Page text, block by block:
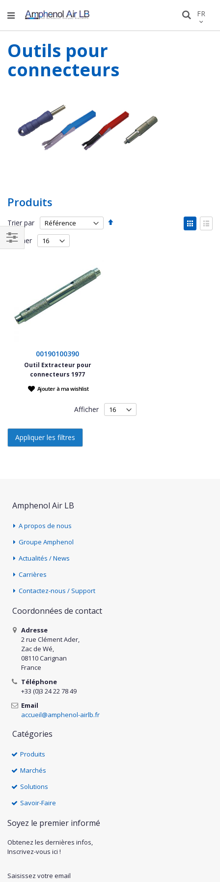
Allez
au
FR
Outils pour
connecteurs
Produits
Trier par
Par
en
Afficher
00190100390
Outil Extracteur pour
connecteurs 1977
Ajouter à ma wishlist
Afficher
Filtrer
Appliquer les filtres
Amphenol Air LB
A propos de nous
Groupe Amphenol
Actualités / News
Carrières
Contactez-nous / Support
Coordonnées de contact
Adresse
2 rue Clément Ader,
Zac de Wé,
08110 Carignan
France
Téléphone
+33 (0)3 24 22 78 49
Email
accueil@amphenol-airlb.fr
Catégories
Produits
Marchés
Solutions
Savoir-Faire
Soyez le premier informé
Obtenez les dernières infos,
Inscrivez-vous ici !
Saisissez votre email